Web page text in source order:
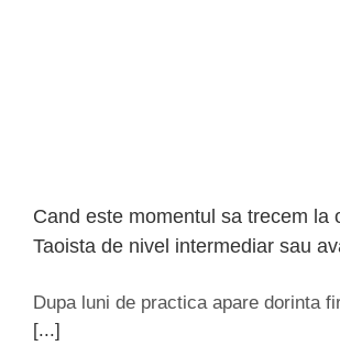
Cand este momentul sa trecem la
Taoista de nivel intermediar sau
Dupa luni de practica apare dorinta
[...]